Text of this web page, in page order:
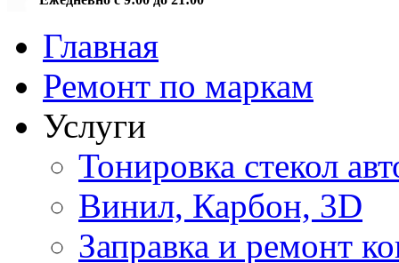
Главная
Ремонт по маркам
Услуги
Тонировка стекол
Винил, Карбон, 3D
Заправка и ремонт